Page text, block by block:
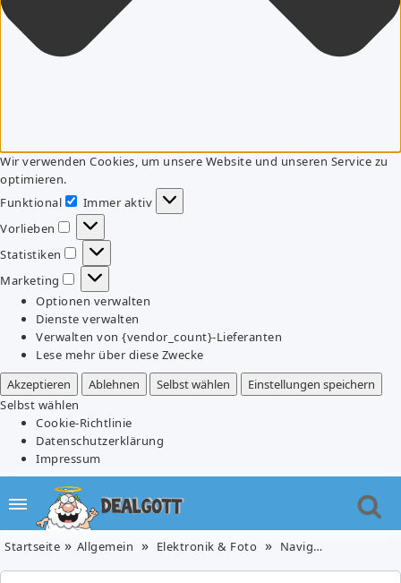
Wir verwenden Cookies, um unsere Website und unseren Service zu
optimieren.
Funktional
Funktional
Immer aktiv
Vorlieben
Vorlieben
Statistiken
Statistiken
Marketing
Marketing
Optionen verwalten
Dienste verwalten
Verwalten von {vendor_count}-Lieferanten
Lese mehr über diese Zwecke
Akzeptieren
Ablehnen Selbst wählen
Einstellungen speichern
Selbst wählen
Cookie-Richtlinie
Datenschutzerklärung
Impressum
Startseite Allgemein Elektronik & Foto Navigation & HiFi